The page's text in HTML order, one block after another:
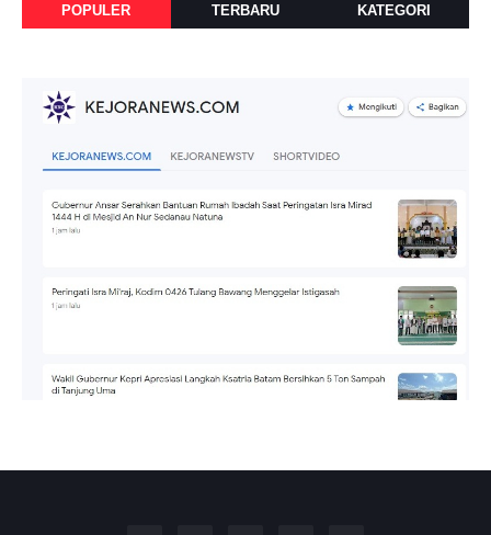
POPULER TERBARU KATEGORI